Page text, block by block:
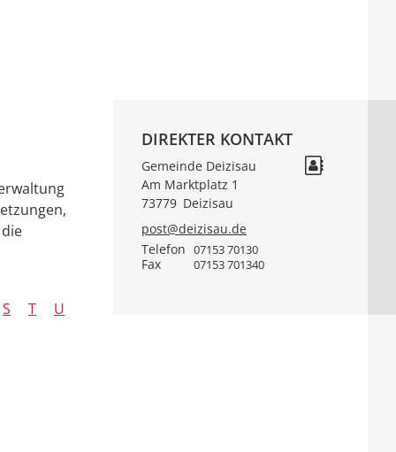
S T
U
DIREKTER KONTAKT
Gemeinde Deizisau
Am Marktplatz 1
73779 Deizisau
post@deizisau.de
Telefon 07153 70130
Fax 07153 701340